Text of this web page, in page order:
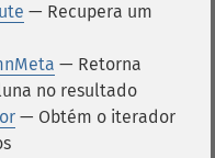
— Recupera um
— Retorna
no resultado
— Obtém o iterador